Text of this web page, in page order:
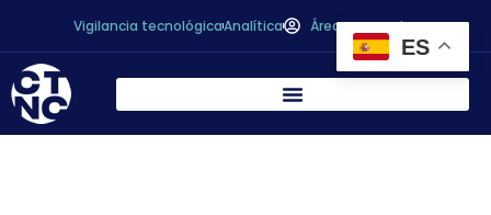
Vigilancia tecnológicaAnalítica Área personal
ES